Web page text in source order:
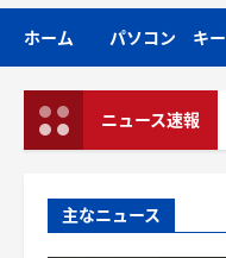
プ
ホーム パソコン キー
ニュース速報
dois modo organização
主なニュース